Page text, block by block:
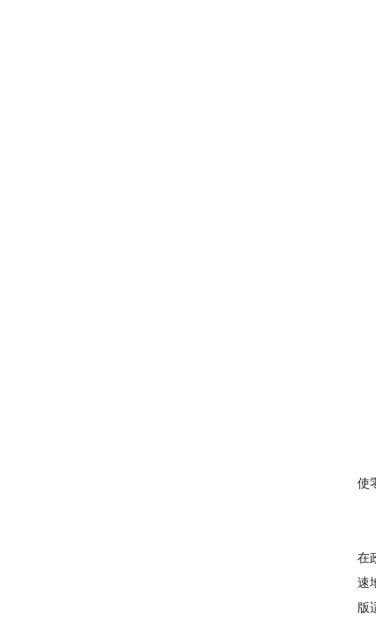
使
在
速
版